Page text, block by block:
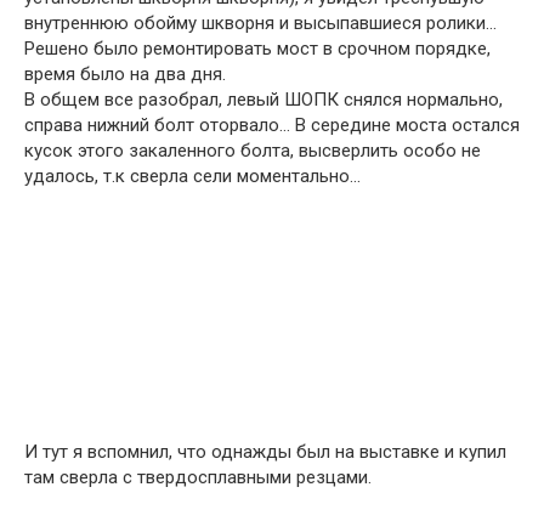
внутреннюю обойму шкворня и высыпавшиеся ролики…
Решено было ремонтировать мост в срочном порядке,
время было на два дня.
В общем все разобрал, левый ШОПК снялся нормально,
справа нижний болт оторвало… В середине моста остался
кусок этого закаленного болта, высверлить особо не
удалось, т.к сверла сели моментально…
И тут я вспомнил, что однажды был на выставке и купил
там сверла с твердосплавными резцами.